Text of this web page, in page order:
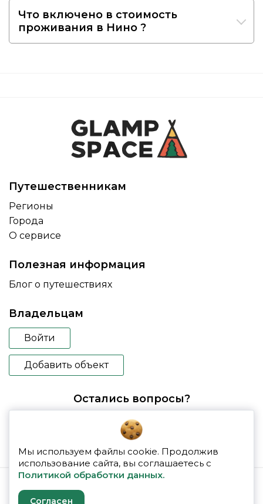
Что включено в стоимость
проживания в Нино ?
Путешественникам
Регионы
Города
О сервисе
Полезная информация
Блог о путешествиях
Владельцам
Войти
Добавить объект
Остались вопросы?
booking@glampspace.ru
Мы используем файлы cookie. Продолжив
использование сайта, вы соглашаетесь с
Политикой обработки данных.
Согласен